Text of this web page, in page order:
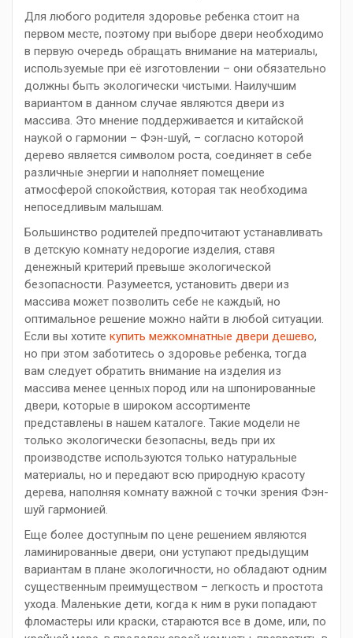
Для любого родителя здоровье ребенка стоит на
первом месте, поэтому при выборе двери необходимо
в первую очередь обращать внимание на материалы,
используемые при её изготовлении – они обязательно
должны быть экологически чистыми. Наилучшим
вариантом в данном случае являются двери из
массива. Это мнение поддерживается и китайской
наукой о гармонии – Фэн-шуй, – согласно которой
дерево является символом роста, соединяет в себе
различные энергии и наполняет помещение
атмосферой спокойствия, которая так необходима
непоседливым малышам.
Большинство родителей предпочитают устанавливать
в детскую комнату недорогие изделия, ставя
денежный критерий превыше экологической
безопасности. Разумеется, установить двери из
массива может позволить себе не каждый, но
оптимальное решение можно найти в любой ситуации.
Если вы хотите купить межкомнатные двери дешево,
но при этом заботитесь о здоровье ребенка, тогда
вам следует обратить внимание на изделия из
массива менее ценных пород или на шпонированные
двери, которые в широком ассортименте
представлены в нашем каталоге. Такие модели не
только экологически безопасны, ведь при их
производстве используются только натуральные
материалы, но и передают всю природную красоту
дерева, наполняя комнату важной с точки зрения Фэн-
шуй гармонией.
Еще более доступным по цене решением являются
ламинированные двери, они уступают предыдущим
вариантам в плане экологичности, но обладают одним
существенным преимуществом – легкость и простота
ухода. Маленькие дети, когда к ним в руки попадают
фломастеры или краски, стараются все в доме, или, по